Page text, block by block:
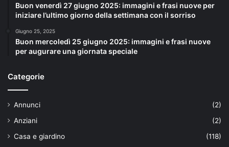
Buon venerdì 27 giugno 2025: immagini e frasi nuove per
iniziare l’ultimo giorno della settimana con il sorriso
Giugno 25, 2025
Buon mercoledì 25 giugno 2025: immagini e frasi nuove
per augurare una giornata speciale
Categorie
Annunci
(2)
Anziani
(2)
Casa e giardino
(118)